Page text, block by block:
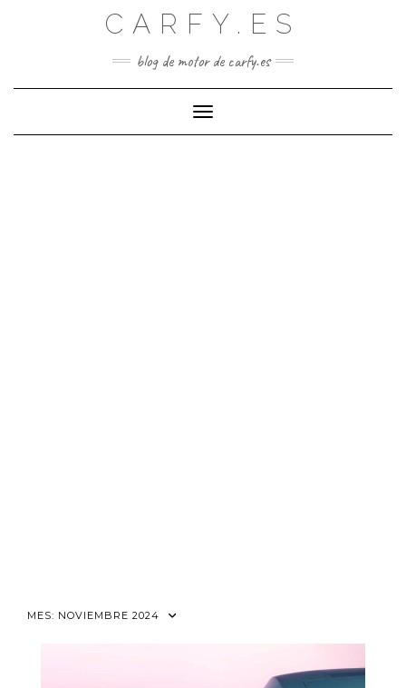
CARFY.ES
blog de motor de carfy.es
Cambiar modo de navegación
MES: NOVIEMBRE 2024